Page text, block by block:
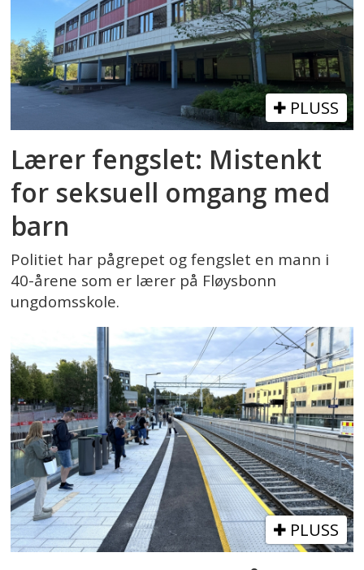
PLUSS
Lærer fengslet: Mistenkt
for seksuell omgang med
barn
Politiet har pågrepet og fengslet en mann i
40-årene som er lærer på Fløysbonn
ungdomsskole.
PLUSS